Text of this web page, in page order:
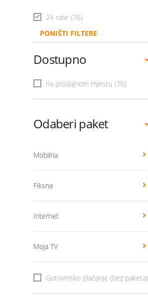
24 rate (76)
PONIŠTI FILTERE
Dostupno
na prodajnom mjestu (76)
Odaberi paket
Mobilna
Fiksna
Internet
Moja TV
Gotovinsko plaćanje (bez paketa)